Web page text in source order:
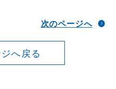
次のページへ
へ戻る